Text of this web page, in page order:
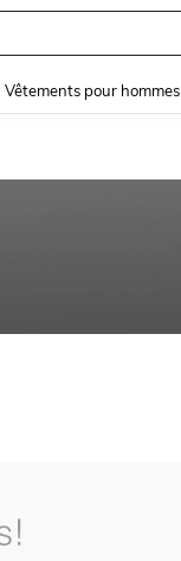
Vêtements pour hommes